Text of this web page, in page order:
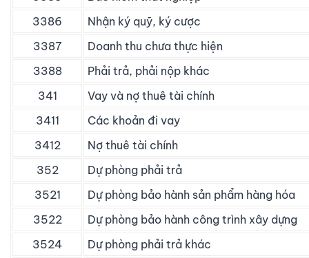
3386
Nhận ký quỹ, ký cược
3387
Doanh thu chưa thực hiện
3388
Phải trả, phải nộp khác
341
Vay và nợ thuê tài chính
3411
Các khoản đi vay
3412
Nợ thuê tài chính
352
Dự phòng phải trả
3521
Dự phòng bảo hành sản phẩm hàng hóa
3522
Dự phòng bảo hành công trình xây dựng
3524
Dự phòng phải trả khác